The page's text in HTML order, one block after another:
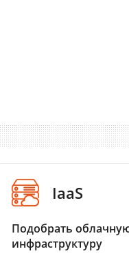
IaaS
Подобрать
инфраструктуру